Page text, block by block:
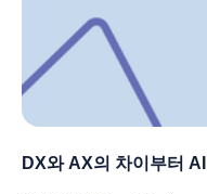
DX와 AX의 차이부터